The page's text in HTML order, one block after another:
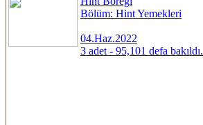
Bölüm: Hint Yemekleri
04.Haz.2022
3 adet - 95,101 defa bakıldı.